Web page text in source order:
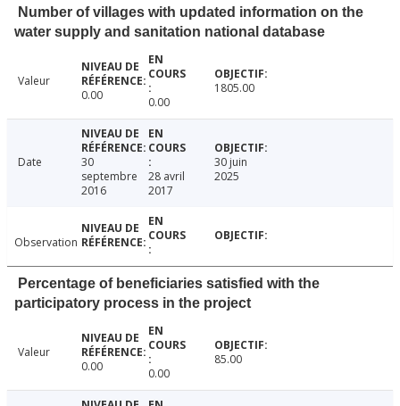
Number of villages with updated information on the
water supply and sanitation national database
Valeur
0.00
0.00
1805.00
Date
30
septembre
2016
28 avril
2017
30 juin
2025
Observation
Percentage of beneficiaries satisfied with the
participatory process in the project
Valeur
0.00
0.00
85.00